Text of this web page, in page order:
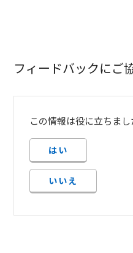
フィードバックにご
この情報は役に立ちまし
はい
いいえ